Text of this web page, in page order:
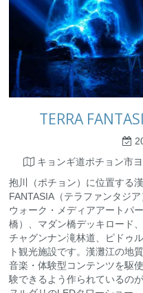
TERRA
キョンギ道ポチョン市
抱川（ポチョン）に位置する
FANTASIA（テラファンタジ
ウォーク・メディアアートパ
橋）、マダン橋デッキロード
チャグンナン滝林道、ピドゥ
ト観光施設です。漢灘江の地
音楽・体験型コンテンツを駆
験できるよう作られているの